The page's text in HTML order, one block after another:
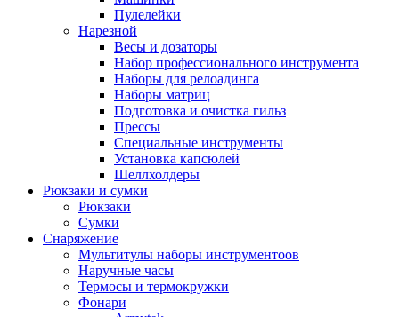
Пулелейки
Нарезной
Весы и дозаторы
Набор профессионального инструмента
Наборы для релоадинга
Наборы матриц
Подготовка и очистка гильз
Прессы
Специальные инструменты
Установка капсюлей
Шеллхолдеры
Рюкзаки и сумки
Рюкзаки
Сумки
Снаряжение
Мультитулы наборы инструментоов
Наручные часы
Термосы и термокружки
Фонари